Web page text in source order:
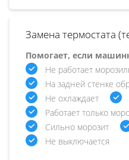
Замена термостата
Помогает, если
Не работает
На задней стенке
Не охлаждает
Работает только
Сильно морозит
Не выключается